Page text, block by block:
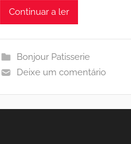
Continuar a ler
Bonjour Patisserie
Deixe um comentário